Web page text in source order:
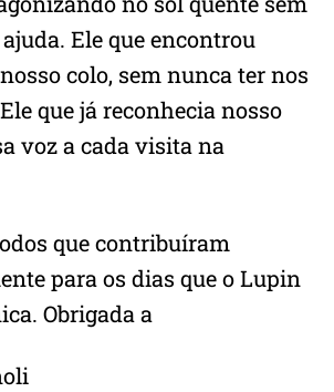
Ele que encontrou
colo, sem nunca ter nos
que já reconhecia nosso
voz a cada visita na
que contribuíram
para os dias que o Lupin
Obrigada a